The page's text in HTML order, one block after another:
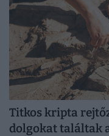
Titkos kripta
dolgokat találtak